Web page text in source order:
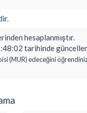
hesaplanmıştır.
tarihinde
(MUR) edeceğini